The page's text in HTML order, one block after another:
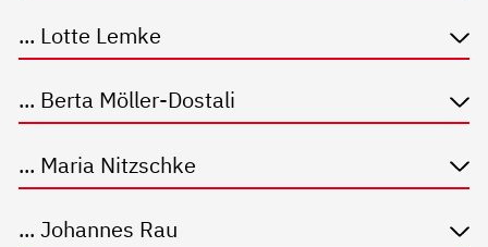
... Lotte Lemke
... Berta Möller-Dostali
... Maria Nitzschke
... Johannes Rau